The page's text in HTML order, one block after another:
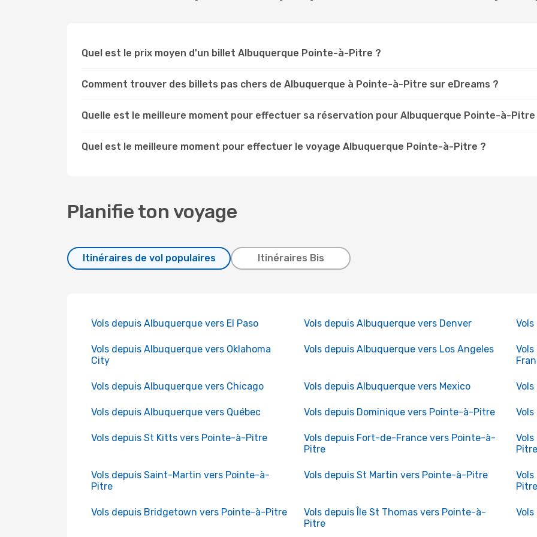
Quel est le prix moyen d'un billet Albuquerque Pointe-à-Pitre ?
Comment trouver des billets pas chers de Albuquerque à Pointe-à-Pitre sur eDreams ?
Quelle est le meilleure moment pour effectuer sa réservation pour Albuquerque Pointe-à-Pitre
Quel est le meilleure moment pour effectuer le voyage Albuquerque Pointe-à-Pitre ?
Planifie ton voyage
Itinéraires de vol populaires Itinéraires Bis
Vols depuis Albuquerque vers El Paso Vols depuis Albuquerque vers Denver
Vols depuis Albuquerque vers Oklahoma
City
Vols depuis Albuquerque vers Los Angeles
Vols depuis Albuquerque vers Chicago Vols depuis Albuquerque vers Mexico
Vols depuis Albuquerque vers Québec Vols depuis Dominique vers Pointe-à-Pitre
Vols depuis St Kitts vers Pointe-à-Pitre
Vols depuis Fort-de-France vers Pointe-à-
Pitre
Vols depuis Saint-Martin vers Pointe-à-
Pitre
Vols depuis St Martin vers Pointe-à-Pitre
Vols depuis Bridgetown vers Pointe-à-Pitre
Vols depuis Île St Thomas vers Pointe-à-
Pitre